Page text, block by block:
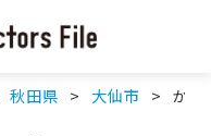
秋田県 大仙市 かざ